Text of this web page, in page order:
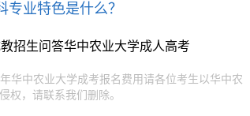
业特色是什么？
招生问答华中农业大学成人高考
华中农业大学成考报名费用请各位考生以华中农
权，请联系我们删除。